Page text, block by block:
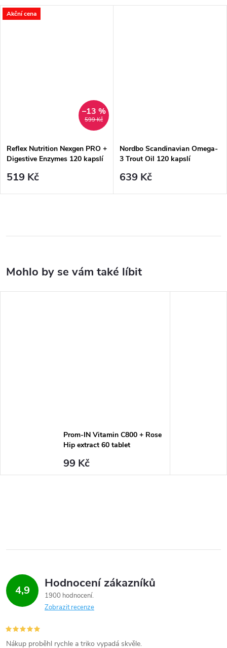
Akční cena
599 Kč
–13 %
Reflex Nutrition Nexgen PRO +
Digestive Enzymes 120 kapslí
519 Kč
Nordbo Scandinavian Omega-
3 Trout Oil 120 kapslí
639 Kč
Prom-IN Vitamin C800 + Rose
Hip extract 60 tablet
99 Kč
4,9 Hodnocení zákazníků
1900 hodnocení
Zobrazit recenze
Nákup proběhl rychle a triko vypadá skvěle.